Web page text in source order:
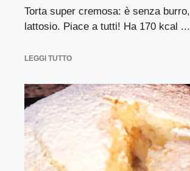
Torta super cremosa: è senza
lattosio. Piace a tutti! Ha 170 kcal ...
LEGGI TUTTO